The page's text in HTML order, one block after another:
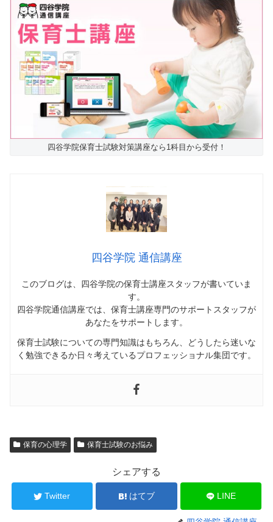
四谷学院保育士試験対策講座なら1科目から受付！
四谷学院 通信講座
このブログは、四谷学院の保育士講座スタッフが書いていま
す。
四谷学院通信講座では、 保育士講座専門のサポートスタッフが
あなたをサポートします。
保育士試験についての専門知識はもちろん、どうしたら迷いな
く勉強できるか日々考えているプロフェッショナル集団です。
保育の心理学 保育士試験のお悩み
シェアする
Twitter はてブ LINE